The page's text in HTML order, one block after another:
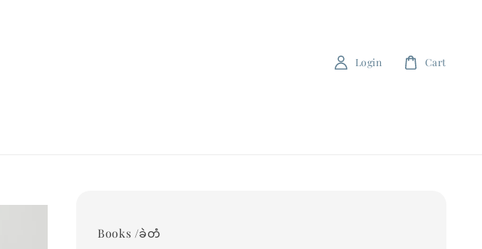
Login Cart
Books /ခဲတံ